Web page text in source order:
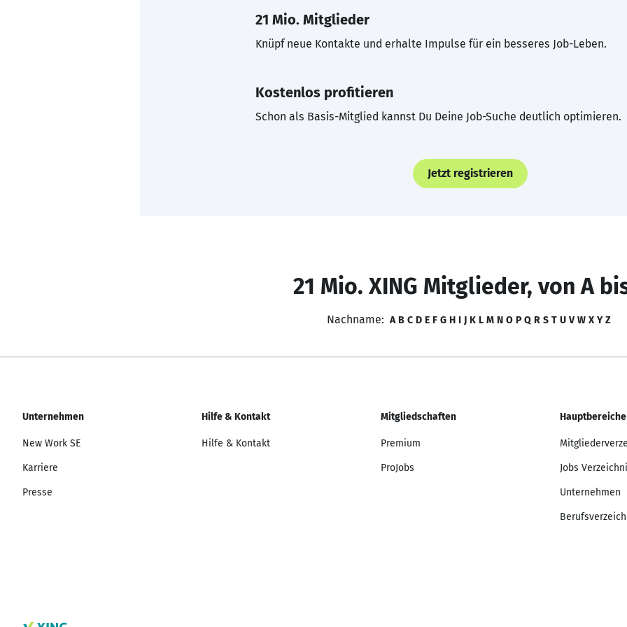
21 Mio. Mitglieder
Knüpf neue Kontakte und erhalte Impulse für ein besseres Job-Leben.
Kostenlos profitieren
Schon als Basis-Mitglied kannst Du Deine Job-Suche deutlich optimieren.
Jetzt registrieren
21 Mio. XING Mitglieder, von A
Nachname: A B C D E F G H I J K L M N O P Q R S T U V W X Y Z
Unternehmen
New Work SE
Karriere
Presse
Hilfe & Kontakt
Hilfe & Kontakt
Mitgliedschaften
Premium
ProJobs
Hauptbereiche
Jobs
Unternehmen